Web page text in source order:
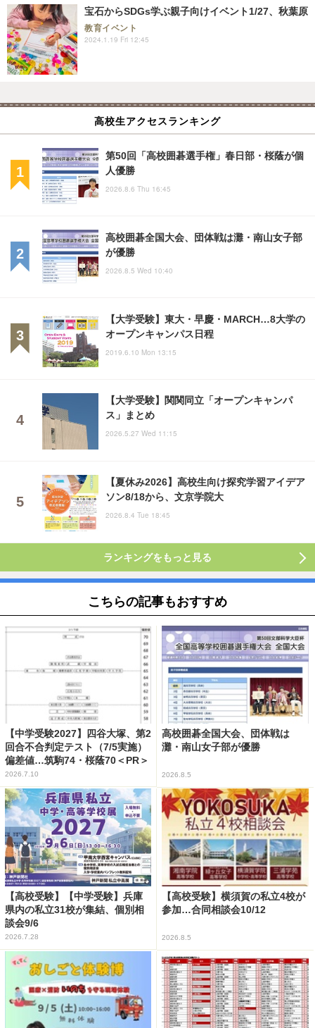
宝石からSDGs学ぶ親子向けイベント1/27、秋葉原
教育イベント
2024.1.19 Fri 12:45
高校生アクセスランキング
第50回「高校囲碁選手権」春日部・桜蔭が個
人優勝
2026.8.6 Thu 16:45
高校囲碁全国大会、団体戦は灘・南山女子部
が優勝
2026.8.5 Wed 10:40
【大学受験】東大・早慶・MARCH…8大学の
オープンキャンパス日程
2019.6.10 Mon 13:15
【大学受験】関関同立「オープンキャンパ
ス」まとめ
2026.5.27 Wed 11:15
【夏休み2026】高校生向け探究学習アイデア
ソン8/18から、文京学院大
2026.8.4 Tue 18:45
ランキングをもっと見る
こちらの記事もおすすめ
【中学受験2027】四谷大塚、第2
回合不合判定テスト（7/5実施）
偏差値…筑駒74・桜蔭70＜PR＞
2026.7.10
高校囲碁全国大会、団体戦は
灘・南山女子部が優勝
2026.8.5
【高校受験】【中学受験】兵庫
県内の私立31校が集結、個別相
談会9/6
2026.7.28
【高校受験】横須賀の私立4校が
参加…合同相談会10/12
2026.8.5